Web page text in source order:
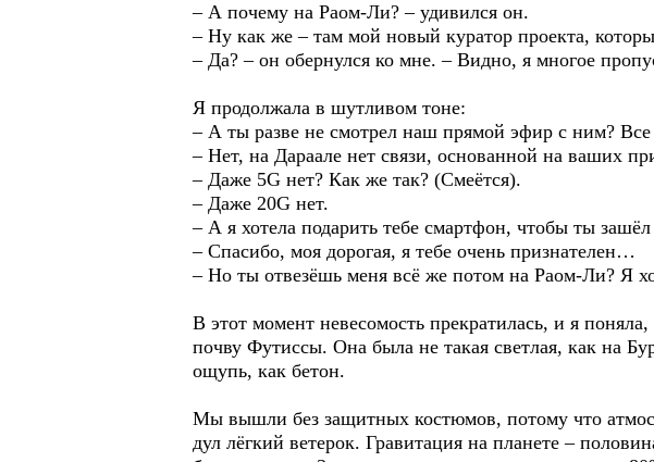
– А почему на Раом-Ли? – удивился он.
– Ну как же – там мой новый куратор проекта,
– Да? – он обернулся ко мне. – Видно, я многое
Я продолжала в шутливом тоне:
– А ты разве не смотрел наш прямой эфир с ним? Все
– Нет, на Дараале нет связи, основанной на ваших
– Даже 5G нет? Как же так? (Смеётся).
– Даже 20G нет.
– А я хотела подарить тебе смартфон, чтобы ты
– Спасибо, моя дорогая, я тебе очень признателен…
– Но ты отвезёшь меня всё же потом на Раом-Ли? Я
В этот момент невесомость прекратилась, и я
почву Футиссы. Она была не такая светлая, как на
ощупь, как бетон.
Мы вышли без защитных костюмов, потому что
дул лёгкий ветерок. Гравитация на планете –